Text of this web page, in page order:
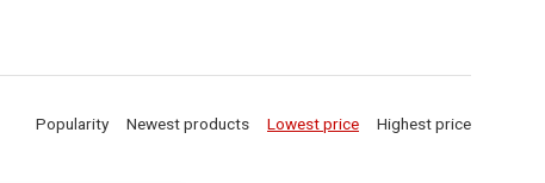
Popularity Newest products Lowest price Highest price